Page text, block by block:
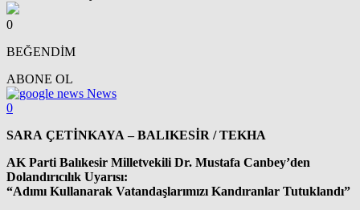
0
BEĞENDİM
ABONE OL
News
0
SARA ÇETİNKAYA – BALIKESİR / TEKHA
AK Parti Balıkesir Milletvekili Dr. Mustafa Canbey’den
Dolandırıcılık Uyarısı:
“Adımı Kullanarak Vatandaşlarımızı Kandıranlar Tutuklandı”